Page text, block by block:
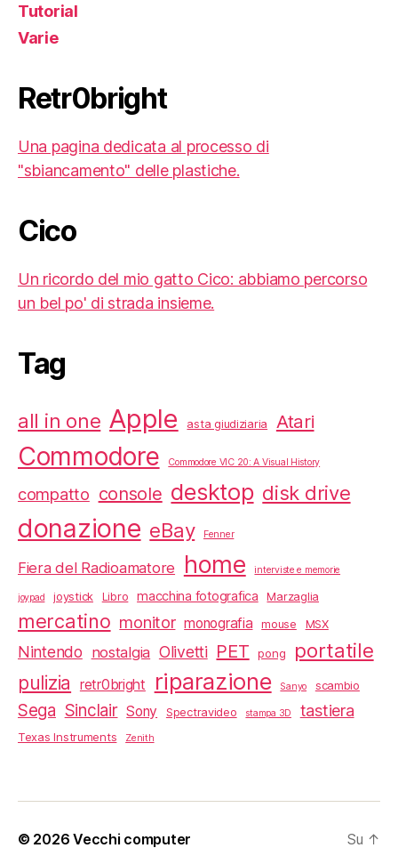
Tutorial
Varie
Retr0bright
Una pagina dedicata al processo di
"sbiancamento" delle plastiche.
Cico
Un ricordo del mio gatto Cico: abbiamo percorso
un bel po' di strada insieme.
Tag
all in one Apple asta giudiziaria Atari
Commodore Commodore VIC 20: A Visual History
compatto console desktop disk drive
donazione eBay Fenner
Fiera del Radioamatore home interviste e memorie
joypad joystick Libro macchina fotografica Marzaglia
mercatino monitor monografia mouse MSX
Nintendo nostalgia Olivetti PET pong portatile
pulizia retr0bright riparazione Sanyo scambio
Sega Sinclair Sony Spectravideo stampa 3D tastiera
Texas Instruments Zenith
© 2026Vecchi computer Su ↑